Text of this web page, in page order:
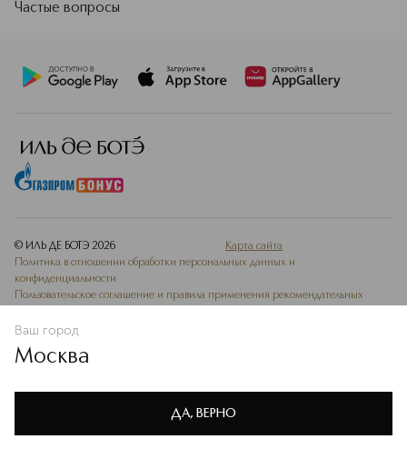
Политике конфиденциальности
Частые вопросы
© ИЛЬ ДЕ БОТЭ 2026
Карта сайта
Политика в отношении обработки персональных данных и
конфиденциальности
Пользовательское соглашение и правила применения рекомендательных
Ведомость СОУТ
Ваш город
Москва
ДА, ВЕРНО